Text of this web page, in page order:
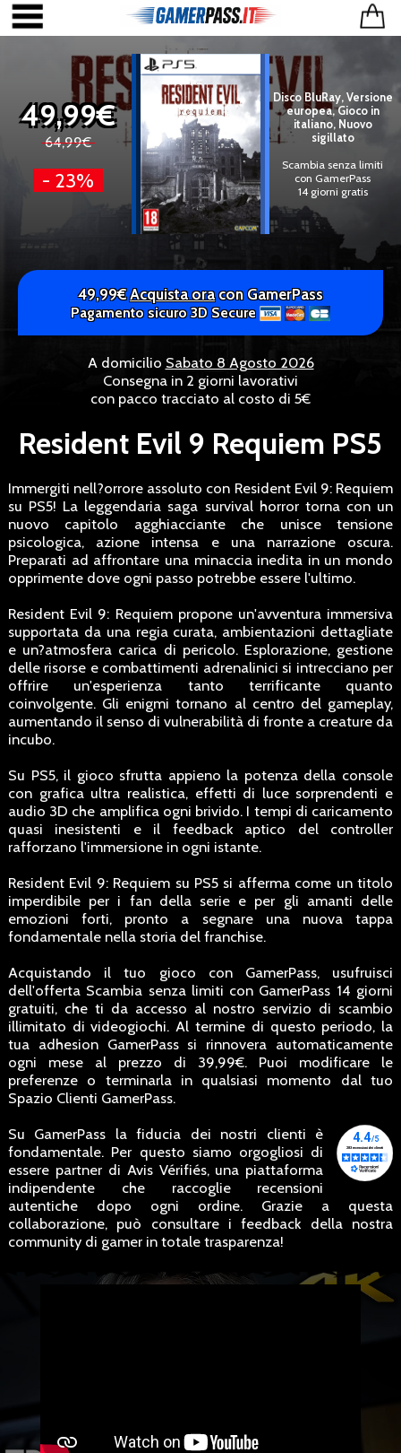
49,99€
64,99€
- 23%
Disco BluRay, Versione
europea, Gioco in
italiano, Nuovo
sigillato
Scambia senza limiti
con GamerPass
14 giorni gratis
49,99€Acquista oracon GamerPass
Pagamento sicuro 3D Secure
A domicilio Sabato 8 Agosto 2026
Consegna in 2 giorni lavorativi
con pacco tracciato al costo di 5€
Resident Evil 9 Requiem PS5
Immergiti nell?orrore assoluto con Resident Evil 9: Requiem
su PS5! La leggendaria saga survival horror torna con un
nuovo capitolo agghiacciante che unisce tensione
psicologica, azione intensa e una narrazione oscura.
Preparati ad affrontare una minaccia inedita in un mondo
opprimente dove ogni passo potrebbe essere l'ultimo.
Resident Evil 9: Requiem propone un'avventura immersiva
supportata da una regia curata, ambientazioni dettagliate
e un?atmosfera carica di pericolo. Esplorazione, gestione
delle risorse e combattimenti adrenalinici si intrecciano per
offrire un'esperienza tanto terrificante quanto
coinvolgente. Gli enigmi tornano al centro del gameplay,
aumentando il senso di vulnerabilità di fronte a creature da
incubo.
Su PS5, il gioco sfrutta appieno la potenza della console
con grafica ultra realistica, effetti di luce sorprendenti e
audio 3D che amplifica ogni brivido. I tempi di caricamento
quasi inesistenti e il feedback aptico del controller
rafforzano l'immersione in ogni istante.
Resident Evil 9: Requiem su PS5 si afferma come un titolo
imperdibile per i fan della serie e per gli amanti delle
emozioni forti, pronto a segnare una nuova tappa
fondamentale nella storia del franchise.
Acquistando il tuo gioco con GamerPass, usufruisci
dell'offerta Scambia senza limiti con GamerPass 14 giorni
gratuiti, che ti da accesso al nostro servizio di scambio
illimitato di videogiochi. Al termine di questo periodo, la
tua adhesion GamerPass si rinnovera automaticamente
ogni mese al prezzo di 39,99€. Puoi modificare le
preferenze o terminarla in qualsiasi momento dal tuo
Spazio Clienti GamerPass.
Su GamerPass la fiducia dei nostri clienti è
fondamentale. Per questo siamo orgogliosi di
essere partner di Avis Vérifiés, una piattaforma
indipendente che raccoglie recensioni
autentiche dopo ogni ordine. Grazie a questa
collaborazione, può consultare i feedback della nostra
community di gamer in totale trasparenza!